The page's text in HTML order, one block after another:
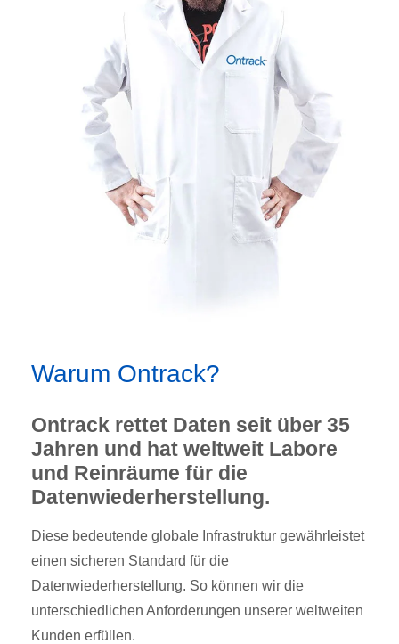
Warum Ontrack?
Ontrack rettet Daten seit über 35
Jahren und hat weltweit Labore
und Reinräume für die
Datenwiederherstellung.
Diese bedeutende globale Infrastruktur gewährleistet
einen sicheren Standard für die
Datenwiederherstellung. So können wir die
unterschiedlichen Anforderungen unserer weltweiten
Kunden erfüllen.